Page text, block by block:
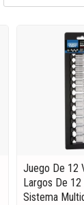
Juego De 12
Largos De
Sistema